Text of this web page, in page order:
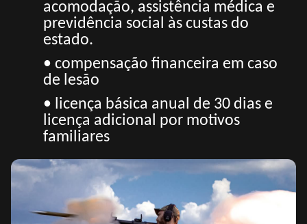
acomodação, assistência médica e
previdência social às custas do
estado.
• compensação financeira em caso
de lesão
• licença básica anual de 30 dias e
licença adicional por motivos
familiares